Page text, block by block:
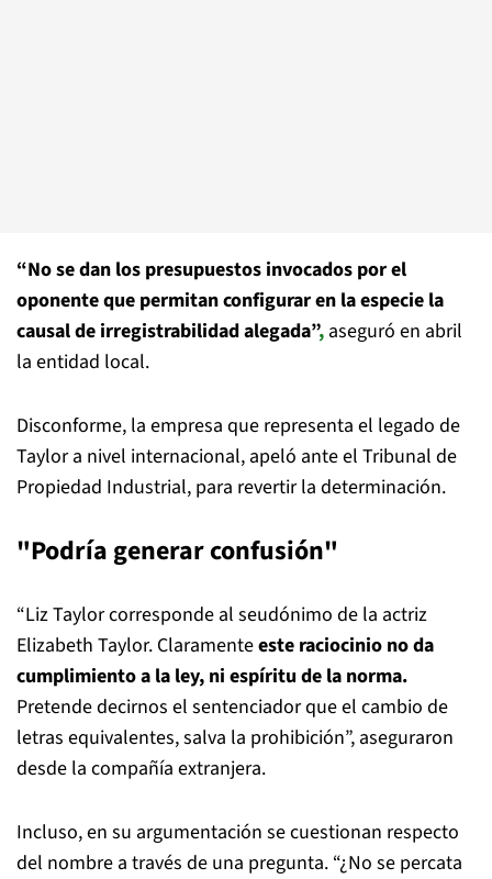
“No se dan los presupuestos invocados por el
oponente que permitan configurar en la especie la
causal de irregistrabilidad alegada”, aseguró en abril
la entidad local.
Disconforme, la empresa que representa el legado de
Taylor a nivel internacional, apeló ante el Tribunal de
Propiedad Industrial, para revertir la determinación.
"Podría generar confusión"
“Liz Taylor corresponde al seudónimo de la actriz
Elizabeth Taylor. Claramenteeste raciocinio no da
cumplimiento a la ley, ni espíritu de la norma.
Pretende decirnos el sentenciador que el cambio de
letras equivalentes, salva la prohibición”, aseguraron
desde la compañía extranjera.
Incluso, en su argumentación se cuestionan respecto
del nombre a través de una pregunta. “¿No se percata